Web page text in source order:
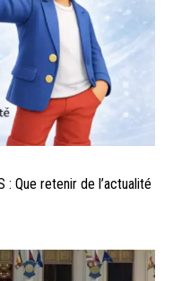
: Que retenir de l’actualité